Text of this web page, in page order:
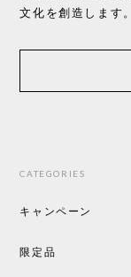
文化を創造します。
CATEGORIES
キャンペーン
限定品